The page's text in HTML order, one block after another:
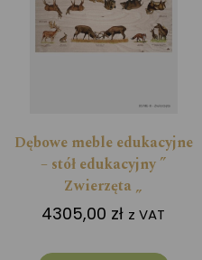
Dębowe meble edukacyjne
– stół edukacyjny ”
Zwierzęta „
4305,00 zł z VAT